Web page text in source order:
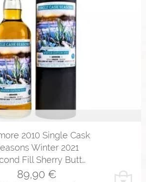
2010 Single Cask
Winter 2021
Fill Sherry Butt…
89,90€